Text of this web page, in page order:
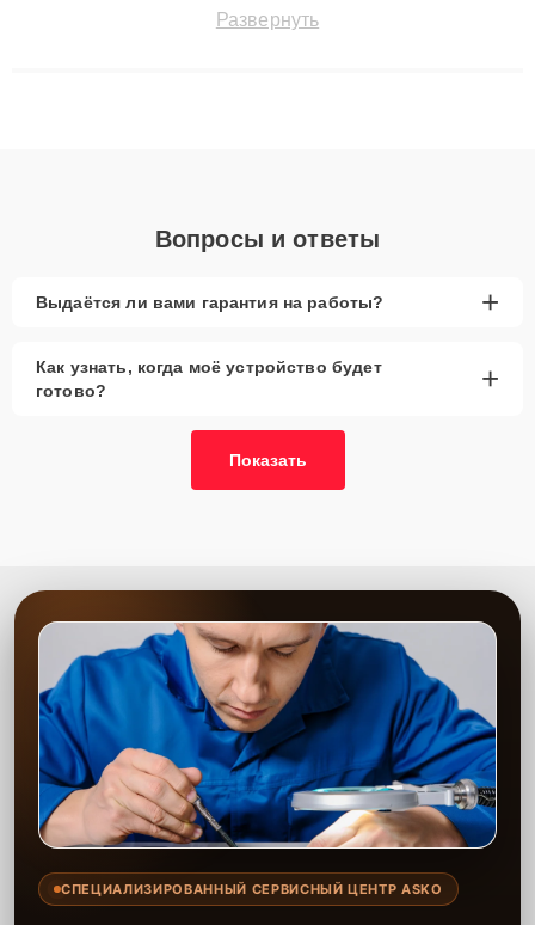
сохранением гарантии до 3 лет. Наши мастера решают
Развернуть
Вопросы и ответы
Выдаётся ли вами гарантия на работы? +
Как узнать, когда моё устройство будет
готово?
+
Показать
СПЕЦИАЛИЗИРОВАННЫЙ СЕРВИСНЫЙ ЦЕНТР ASKO